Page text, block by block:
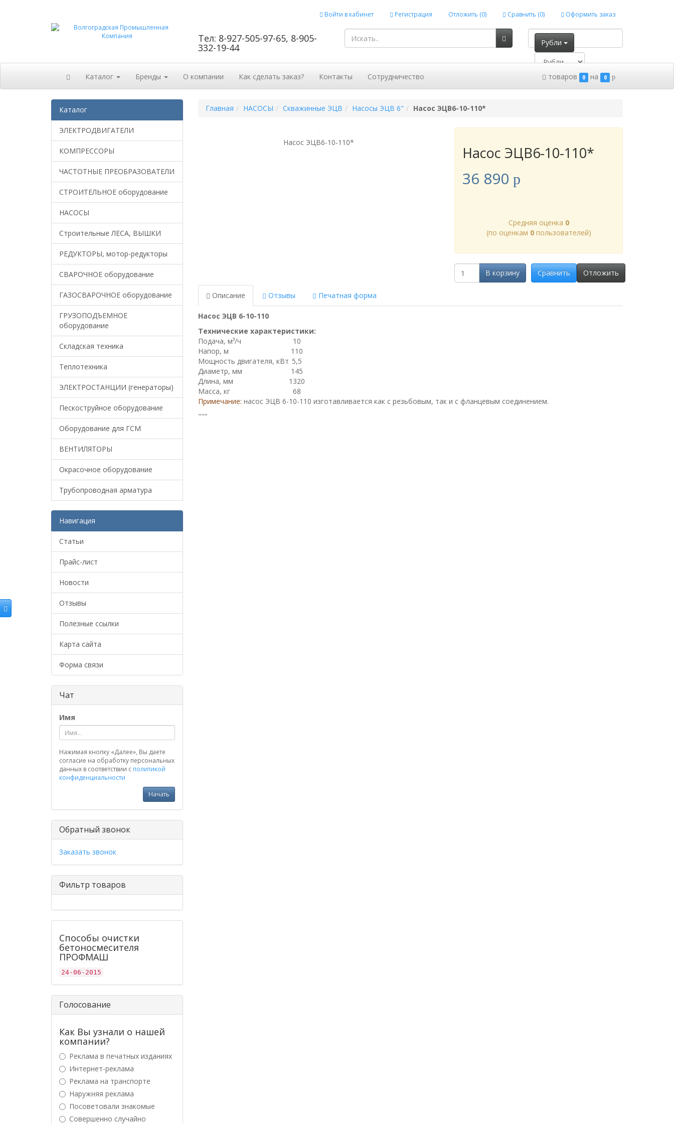
Войти в кабинет Регистрация Отложить (0) Сравнить (0) Оформить заказ
Тел: 8-927-505-97-65, 8-905-
332-19-44 Рубли
Каталог Бренды О компании Как сделать заказ? Контакты Сотрудничество товаров 0 на 0 p
Каталог
ЭЛЕКТРОДВИГАТЕЛИ
КОМПРЕССОРЫ
ЧАСТОТНЫЕ ПРЕОБРАЗОВАТЕЛИ
СТРОИТЕЛЬНОЕ оборудование
НАСОСЫ
Строительные ЛЕСА, ВЫШКИ
РЕДУКТОРЫ, мотор-редукторы
СВАРОЧНОЕ оборудование
ГАЗОСВАРОЧНОЕ оборудование
ГРУЗОПОДЪЕМНОЕ
оборудование
Складская техника
Теплотехника
ЭЛЕКТРОСТАНЦИИ (генераторы)
Пескоструйное оборудование
Оборудование для ГСМ
ВЕНТИЛЯТОРЫ
Окрасочное оборудование
Трубопроводная арматура
Навигация
Статьи
Прайс-лист
Новости
Отзывы
Полезные ссылки
Карта сайта
Форма связи
Чат
Имя
Нажимая кнопку «Далее», Вы даете
согласие на обработку персональных
данных в соответствии с политикой
конфиденциальности
Начать
Обратный звонок
Заказать звонок
Фильтр товаров
Способы очистки
бетоносмесителя
ПРОФМАШ
24-06-2015
Голосование
Как Вы узнали о нашей
компании?
Реклама в печатных изданиях
Интернет-реклама
Реклама на транспорте
Наружняя реклама
Посоветовали знакомые
Совершенно случайно
Главная НАСОСЫ Скважинные ЭЦВ Насосы ЭЦВ 6" Насос ЭЦВ6-10-110*
Насос ЭЦВ6-10-110*
Насос ЭЦВ6-10-110*
36 890 p
Cредняя оценка 0
(по оценкам 0пользователей)
В корзину Сравнить Отложить
Описание Отзывы Печатная форма
Насос ЭЦВ 6-10-110
Технические характеристики:
Подача, м³/ч
10
Напор, м
110
Мощность двигателя, кВт 5,5
Диаметр, мм
145
Длина, мм
1320
Масса, кг
68
Примечание: насос ЭЦВ 6-10-110 изготавливается как с резьбовым, так и с фланцевым соединением.
"""